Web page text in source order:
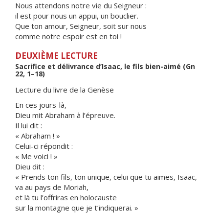
Nous attendons notre vie du Seigneur :
il est pour nous un appui, un bouclier.
Que ton amour, Seigneur, soit sur nous
comme notre espoir est en toi !
DEUXIÈME LECTURE
Sacrifice et délivrance d’Isaac, le fils bien-aimé (Gn
22, 1–18)
Lecture du livre de la Genèse
En ces jours-là,
Dieu mit Abraham à l’épreuve.
Il lui dit :
« Abraham ! »
Celui-ci répondit :
« Me voici ! »
Dieu dit :
« Prends ton fils, ton unique, celui que tu aimes, Isaac,
va au pays de Moriah,
et là tu l’offriras en holocauste
sur la montagne que je t’indiquerai. »